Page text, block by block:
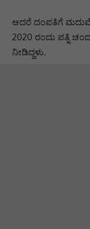
ಆದರೆ ದಂಪತಿಗೆ
2020 ರಂದು ಪತ್ನಿ
ನೀಡಿದ್ದಳು.